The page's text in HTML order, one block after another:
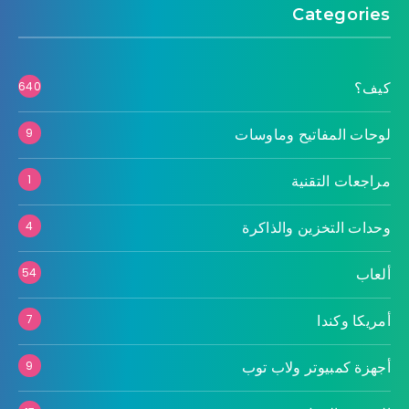
Categories
كيف؟ 640
لوحات المفاتيح وماوسات 9
مراجعات التقنية 1
وحدات التخزين والذاكرة 4
ألعاب 54
أمريكا وكندا 7
أجهزة كمبيوتر ولاب توب 9